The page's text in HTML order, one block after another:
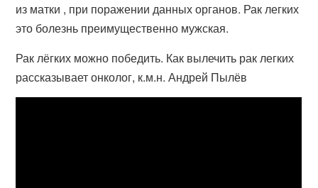
из матки , при поражении данных органов. Рак легких
это болезнь преимущественно мужская.
Рак лёгких можно победить. Как вылечить рак легких
рассказывает онколог, к.м.н. Андрей Пылёв